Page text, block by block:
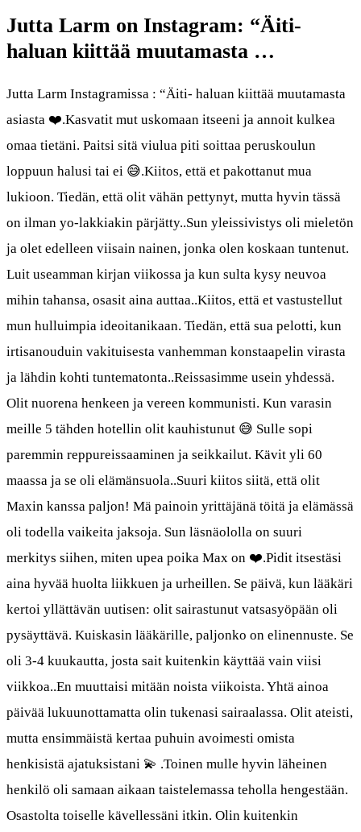
Jutta Larm on Instagram: “Äiti-
haluan kiittää muutamasta …
Jutta Larm Instagramissa : “Äiti- haluan kiittää muutamasta
asiasta ❤️.Kasvatit mut uskomaan itseeni ja annoit kulkea
omaa tietäni. Paitsi sitä viulua piti soittaa peruskoulun
loppuun halusi tai ei 😅.Kiitos, että et pakottanut mua
lukioon. Tiedän, että olit vähän pettynyt, mutta hyvin tässä
on ilman yo-lakkiakin pärjätty..Sun yleissivistys oli mieletön
ja olet edelleen viisain nainen, jonka olen koskaan tuntenut.
Luit useamman kirjan viikossa ja kun sulta kysy neuvoa
mihin tahansa, osasit aina auttaa..Kiitos, että et vastustellut
mun hulluimpia ideoitanikaan. Tiedän, että sua pelotti, kun
irtisanouduin vakituisesta vanhemman konstaapelin virasta
ja lähdin kohti tuntematonta..Reissasimme usein yhdessä.
Olit nuorena henkeen ja vereen kommunisti. Kun varasin
meille 5 tähden hotellin olit kauhistunut 😅 Sulle sopi
paremmin reppureissaaminen ja seikkailut. Kävit yli 60
maassa ja se oli elämänsuola..Suuri kiitos siitä, että olit
Maxin kanssa paljon! Mä painoin yrittäjänä töitä ja elämässä
oli todella vaikeita jaksoja. Sun läsnäololla on suuri
merkitys siihen, miten upea poika Max on ❤️.Pidit itsestäsi
aina hyvää huolta liikkuen ja urheillen. Se päivä, kun lääkäri
kertoi yllättävän uutisen: olit sairastunut vatsasyöpään oli
pysäyttävä. Kuiskasin lääkärille, paljonko on elinennuste. Se
oli 3-4 kuukautta, josta sait kuitenkin käyttää vain viisi
viikkoa..En muuttaisi mitään noista viikoista. Yhtä ainoa
päivää lukuunottamatta olin tukenasi sairaalassa. Olit ateisti,
mutta ensimmäistä kertaa puhuin avoimesti omista
henkisistä ajatuksistani 💫 .Toinen mulle hyvin läheinen
henkilö oli samaan aikaan taistelemassa teholla hengestään.
Osastolta toiselle kävellessäni itkin. Olin kuitenkin